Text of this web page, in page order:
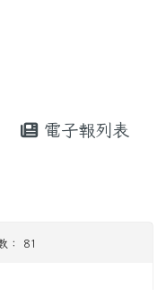
電子報列表
： 81